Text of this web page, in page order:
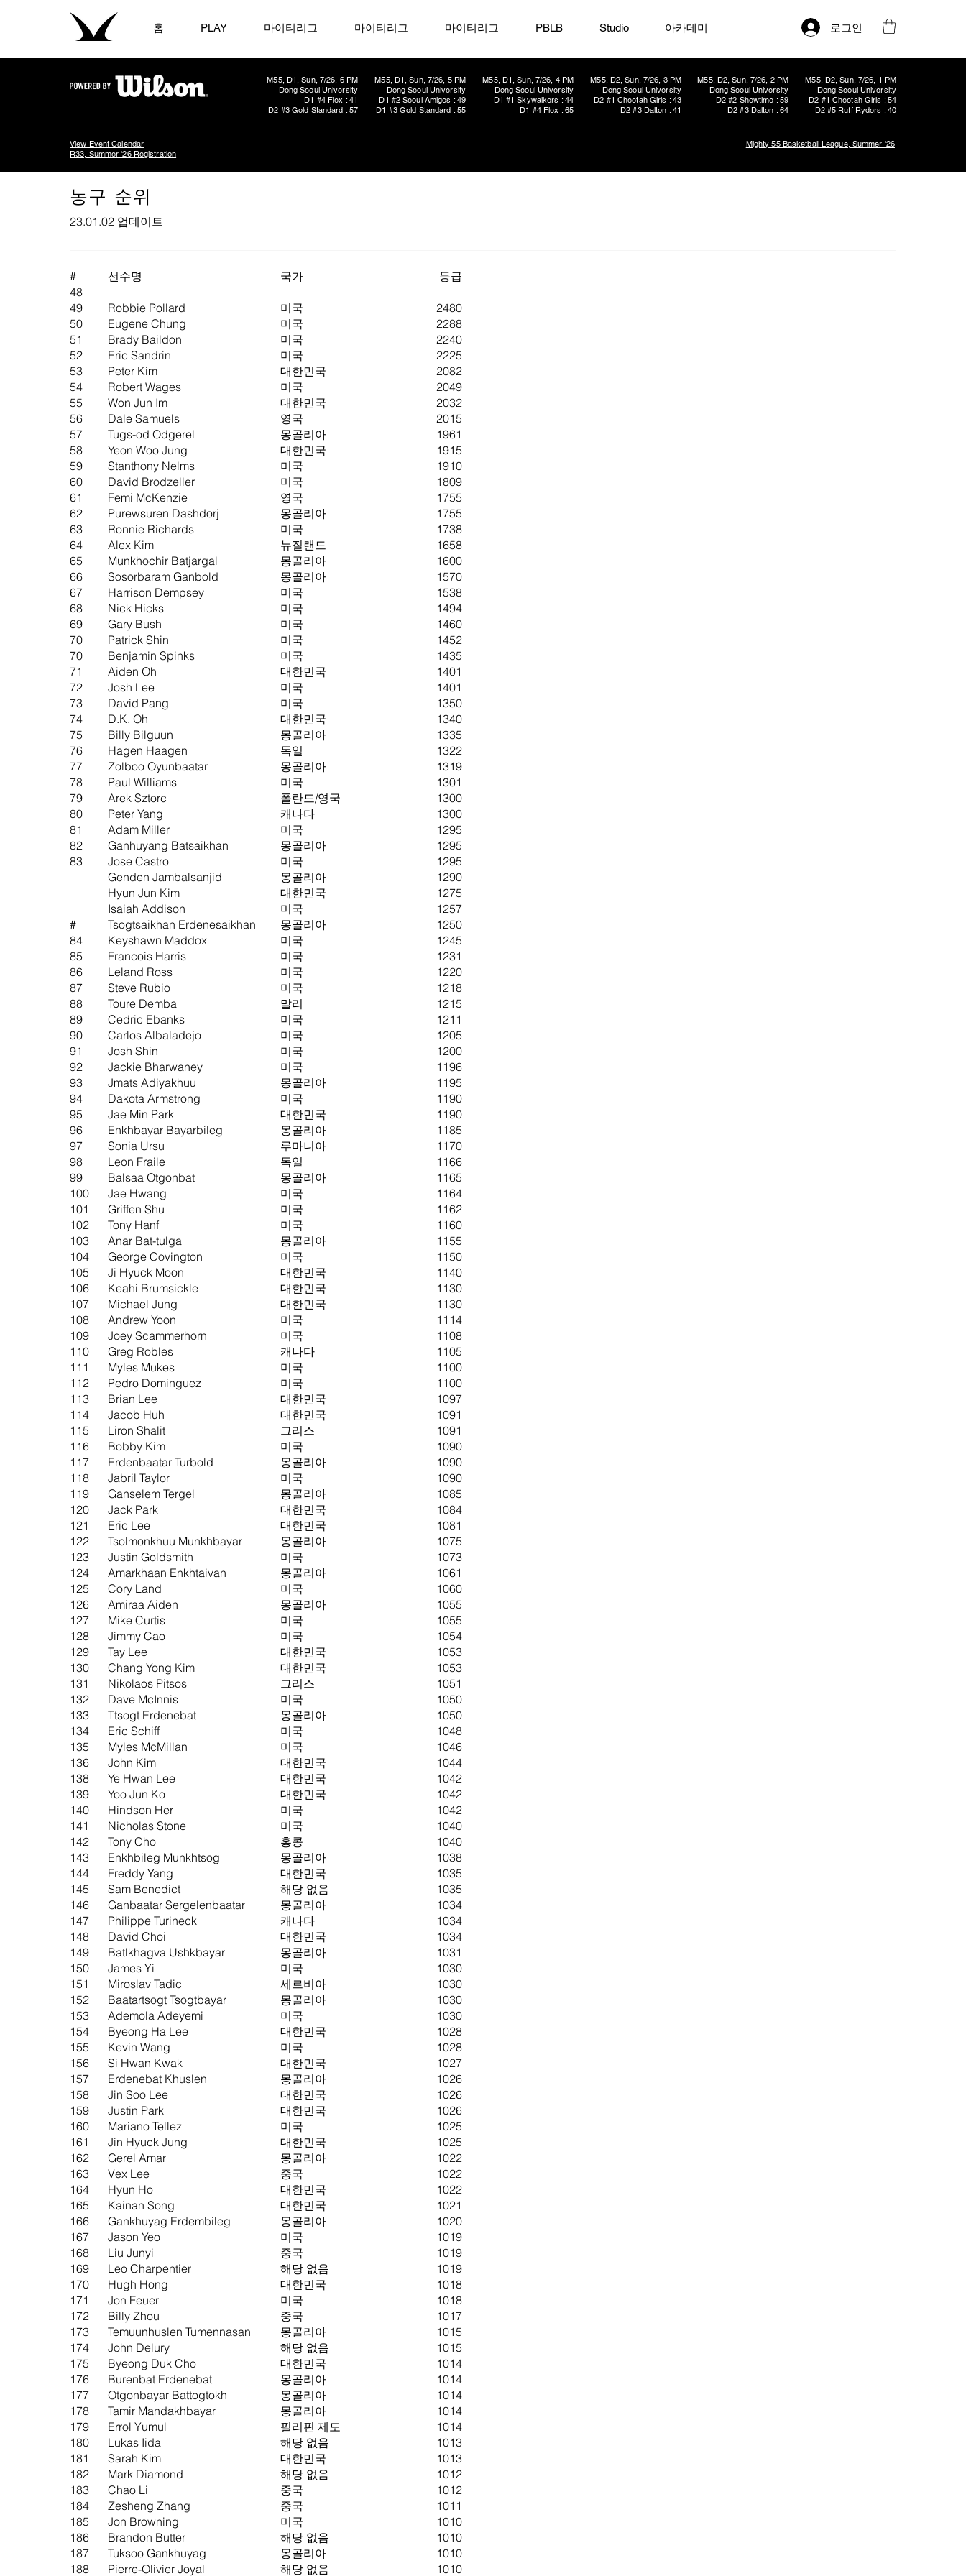
홈 PLAY 마이티리그 마이티리그 마이티리그 PBLB Studio 아카데미 로그인
M55, D1, Sun, 7/26, 6 PM
Dong Seoul University
D1 #4 Flex : 41
D2 #3 Gold Standard : 57
M55, D1, Sun, 7/26, 5 PM
Dong Seoul University
D1 #2 Seoul Amigos : 49
D1 #3 Gold Standard : 55
M55, D1, Sun, 7/26, 4 PM
Dong Seoul University
D1 #1 Skywalkers : 44
D1 #4 Flex : 65
M55, D2, Sun, 7/26, 2 PM
Dong Seoul University
D2 #2 Showtime : 59
D2 #3 Dalton : 64
M55, D2, Sun, 7/26, 3 PM
Dong Seoul University
D2 #1 Cheetah Girls : 43
D2 #3 Dalton : 41
M55, D2, Sun, 7/26, 1 PM
Dong Seoul University
D2 #1 Cheetah Girls : 54
D2 #5 Ruff Ryders : 40
View Event Calendar
R33, Summer '26 Registration
Mighty 55 Basketball League, Summer '26
농구 순위
23.01.02 업데이트
#
48
49
50
51
52
53
54
55
56
57
58
59
60
61
62
63
64
65
66
67
68
69
70
70
71
72
73
74
75
76
77
78
79
80
81
82
​83
#
84
85
86
87
88
89
90
91
92
93
94
95
96
97
98
99
100
101
102
103
104
105
106
107
108
109
110
111
112
113
114
115
116
117
118
119
120
121
122
123
124
125
126
127
128
129
130
131
132
133
134
135
136
138
139
140
141
142
143
144
145
146
147
148
149
150
151
152
153
154
155
156
157
158
159
160
161
162
163
164
165
166
167
168
169
170
171
172
173
174
175
176
177
178
179
180
181
182
183
184
185
186
187
188
선수명
Robbie Pollard
Eugene Chung
Brady Baildon
Eric Sandrin
Peter Kim
Robert Wages
Won Jun Im
Dale Samuels
Tugs-od Odgerel
Yeon Woo Jung
Stanthony Nelms
David Brodzeller
Femi McKenzie
Purewsuren Dashdorj
Ronnie Richards
Alex Kim
Munkhochir Batjargal
Sosorbaram Ganbold
Harrison Dempsey
Nick Hicks
Gary Bush
Patrick Shin
Benjamin Spinks
Aiden Oh
Josh Lee
David Pang
D.K. Oh
Billy Bilguun
Hagen Haagen
Zolboo Oyunbaatar
Paul Williams
Arek Sztorc
Peter Yang
Adam Miller
Ganhuyang Batsaikhan
Jose Castro
Genden Jambalsanjid
Hyun Jun Kim
Isaiah Addison
Tsogtsaikhan Erdenesaikhan
Keyshawn Maddox
Francois Harris
Leland Ross
Steve Rubio
Toure Demba
Cedric Ebanks
Carlos Albaladejo
Josh Shin
Jackie Bharwaney
Jmats Adiyakhuu
Dakota Armstrong
Jae Min Park
Enkhbayar Bayarbileg
Sonia Ursu
Leon Fraile
Balsaa Otgonbat
Jae Hwang
Griffen Shu
Tony Hanf
Anar Bat-tulga
George Covington
Ji Hyuck Moon
Keahi Brumsickle
Michael Jung
Andrew Yoon
Joey Scammerhorn
Greg Robles
Myles Mukes
Pedro Dominguez
Brian Lee
Jacob Huh
Liron Shalit
Bobby Kim
Erdenbaatar Turbold
Jabril Taylor
Ganselem Tergel
Jack Park
Eric Lee
Tsolmonkhuu Munkhbayar
Justin Goldsmith
Amarkhaan Enkhtaivan
Cory Land
Amiraa Aiden
Mike Curtis
Jimmy Cao
Tay Lee
Chang Yong Kim
Nikolaos Pitsos
Dave McInnis
Ttsogt Erdenebat
Eric Schiff
Myles McMillan
John Kim
Ye Hwan Lee
Yoo Jun Ko
Hindson Her
Nicholas Stone
Tony Cho
Enkhbileg Munkhtsog
Freddy Yang
Sam Benedict
Ganbaatar Sergelenbaatar
Philippe Turineck
David Choi
Batlkhagva Ushkbayar
James Yi
Miroslav Tadic
Baatartsogt Tsogtbayar
Ademola Adeyemi
Byeong Ha Lee
Kevin Wang
Si Hwan Kwak
Erdenebat Khuslen
Jin Soo Lee
Justin Park
Mariano Tellez
Jin Hyuck Jung
Gerel Amar
Vex Lee
Hyun Ho
Kainan Song
Gankhuyag Erdembileg
Jason Yeo
Liu Junyi
Leo Charpentier
Hugh Hong
Jon Feuer
Billy Zhou
Temuunhuslen Tumennasan
John Delury
Byeong Duk Cho
Burenbat Erdenebat
Otgonbayar Battogtokh
Tamir Mandakhbayar
Errol Yumul
Lukas Iida
Sarah Kim
Mark Diamond
Chao Li
Zesheng Zhang
Jon Browning
Brandon Butter
Tuksoo Gankhuyag
Pierre-Olivier Joyal
국가
미국
미국
미국
미국
대한민국
미국
대한민국
영국
몽골리아
대한민국
미국
미국
영국
몽골리아
미국
뉴질랜드
몽골리아
몽골리아
미국
미국
미국
미국
미국
대한민국
미국
미국
대한민국
몽골리아
독일
몽골리아
미국
폴란드/영국
캐나다
미국
몽골리아
미국
몽골리아
대한민국
미국
몽골리아
미국
미국
미국
미국
말리
미국
미국
미국
미국
몽골리아
미국
대한민국
몽골리아
루마니아
독일
몽골리아
미국
미국
미국
몽골리아
미국
대한민국
대한민국
대한민국
미국
미국
캐나다
미국
미국
대한민국
대한민국
그리스
미국
몽골리아
미국
몽골리아
대한민국
대한민국
몽골리아
미국
몽골리아
미국
몽골리아
미국
미국
대한민국
대한민국
그리스
미국
몽골리아
미국
미국
대한민국
대한민국
대한민국
미국
미국
홍콩
몽골리아
대한민국
해당 없음
몽골리아
캐나다
대한민국
몽골리아
미국
세르비아
몽골리아
미국
대한민국
미국
대한민국
몽골리아
대한민국
대한민국
미국
대한민국
몽골리아
중국
대한민국
대한민국
몽골리아
미국
중국
해당 없음
대한민국
미국
중국
몽골리아
해당 없음
대한민국
몽골리아
몽골리아
몽골리아
필리핀 제도
해당 없음
대한민국
해당 없음
중국
중국
미국
해당 없음
몽골리아
해당 없음
​등급
2480
2288
2240
2225
2082
2049
2032
2015
1961
1915
1910
1809
1755
1755
1738
1658
1600
1570
1538
1494
1460
1452
1435
1401
1401
1350
1340
1335
1322
1319
1301
1300
1300
1295
1295
1295
1290
1275
1257
1250
1245
1231
1220
1218
1215
1211
1205
1200
1196
1195
1190
1190
1185
1170
1166
1165
1164
1162
1160
1155
1150
1140
1130
1130
1114
1108
1105
1100
1100
1097
1091
1091
1090
1090
1090
1085
1084
1081
1075
1073
1061
1060
1055
1055
1054
1053
1053
1051
1050
1050
1048
1046
1044
1042
1042
1042
1040
1040
1038
1035
1035
1034
1034
1034
1031
1030
1030
1030
1030
1028
1028
1027
1026
1026
1026
1025
1025
1022
1022
1022
1021
1020
1019
1019
1019
1018
1018
1017
1015
1015
1014
1014
1014
1014
1014
1013
1013
1012
1012
1011
1010
1010
1010
1010